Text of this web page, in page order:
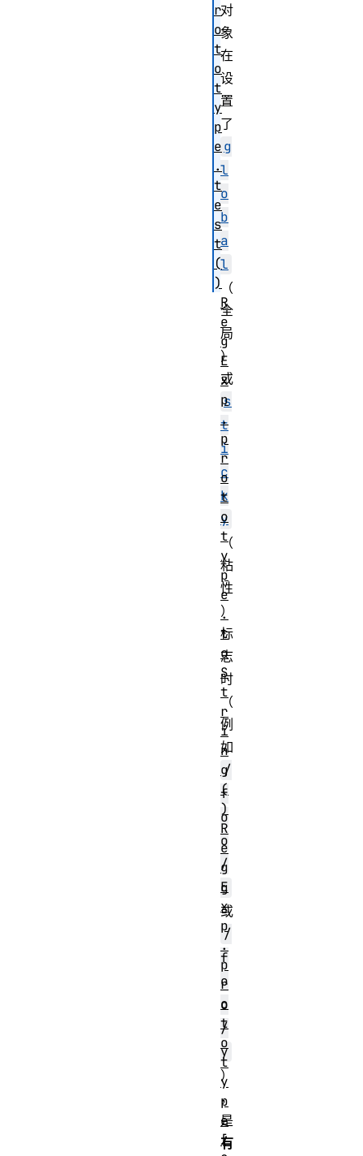
对
象
在
设
置
了
g
l
o
b
a
l
（
全
局
）
或
s
t
i
c
k
y
（
粘
性
）
标
志
时
（
例
如
/
f
o
o
/
g
或
/
f
o
o
/
y
）
，
是
有
r
o
t
o
t
y
p
e
.
t
e
s
t
(
)
R
e
g
E
x
p
.
p
r
o
t
o
t
y
p
e
.
t
o
S
t
r
i
n
g
(
)
R
e
g
E
x
p
.
p
r
o
t
o
t
y
p
e
[